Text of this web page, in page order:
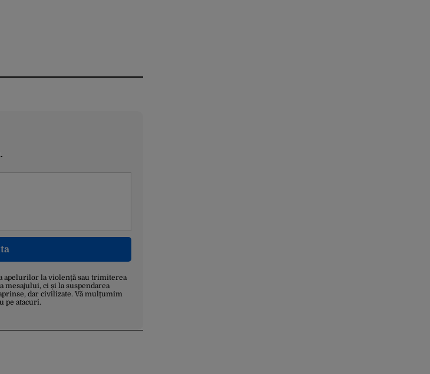
apelurilor la violență sau trimiterea
mesajului, ci și la suspendarea
dar civilizate. Vă mulțumim
pe atacuri.